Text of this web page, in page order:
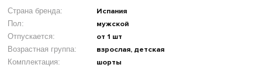
Страна бренда: Испания
Пол: мужской
Отпускается: от 1 шт
Возрастная группа: взрослая, детская
Комплектация: шорты